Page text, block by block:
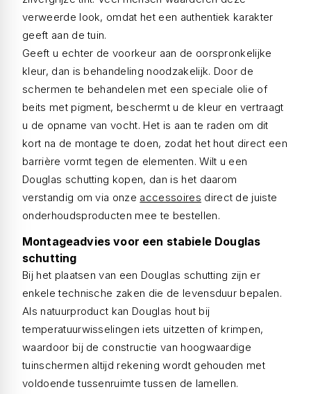
verweerde look, omdat het een authentiek karakter
geeft aan de tuin.
Geeft u echter de voorkeur aan de oorspronkelijke
kleur, dan is behandeling noodzakelijk. Door de
schermen te behandelen met een speciale olie of
beits met pigment, beschermt u de kleur en vertraagt
u de opname van vocht. Het is aan te raden om dit
kort na de montage te doen, zodat het hout direct een
barrière vormt tegen de elementen. Wilt u een
Douglas schutting kopen, dan is het daarom
verstandig om via onze accessoires direct de juiste
onderhoudsproducten mee te bestellen.
Montageadvies voor een stabiele Douglas
schutting
Bij het plaatsen van een Douglas schutting zijn er
enkele technische zaken die de levensduur bepalen.
Als natuurproduct kan Douglas hout bij
temperatuurwisselingen iets uitzetten of krimpen,
waardoor bij de constructie van hoogwaardige
tuinschermen altijd rekening wordt gehouden met
voldoende tussenruimte tussen de lamellen.